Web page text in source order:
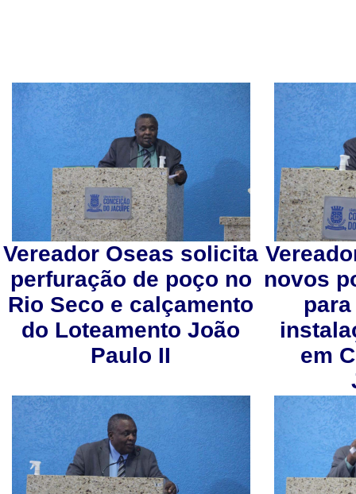
Vereador Oseas solicita
perfuração de poço no
Rio Seco e calçamento
do Loteamento João
Paulo II
novos
para
em